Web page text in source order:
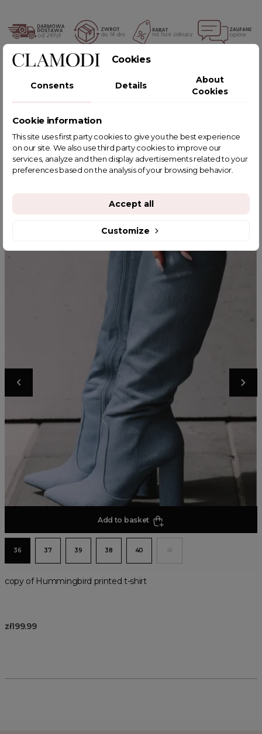
POWIĄZANE TAGI
YOU MIGHT ALSO LIKE
Add to basket
36 37 39 38 40 41
copy of Hummingbird printed t-shirt
zł199.99
Cookies
Consents Details
About
Cookies
Cookie information
This site uses first party cookies to give you the best experience
on our site. We also use third party cookies to improve our
services, analyze and then display advertisements related to your
preferences based on the analysis of your browsing behavior.
Customize
Accept all